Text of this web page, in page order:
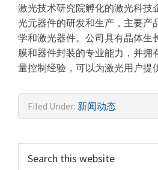
激光技术研究院孵化的激光科技
光元器件的研发和生产，主要产
学和激光器件。公司具有晶体生
膜和器件封装的专业能力，并拥
量控制经验，可以为激光用户提
Filed Under: 新闻动态